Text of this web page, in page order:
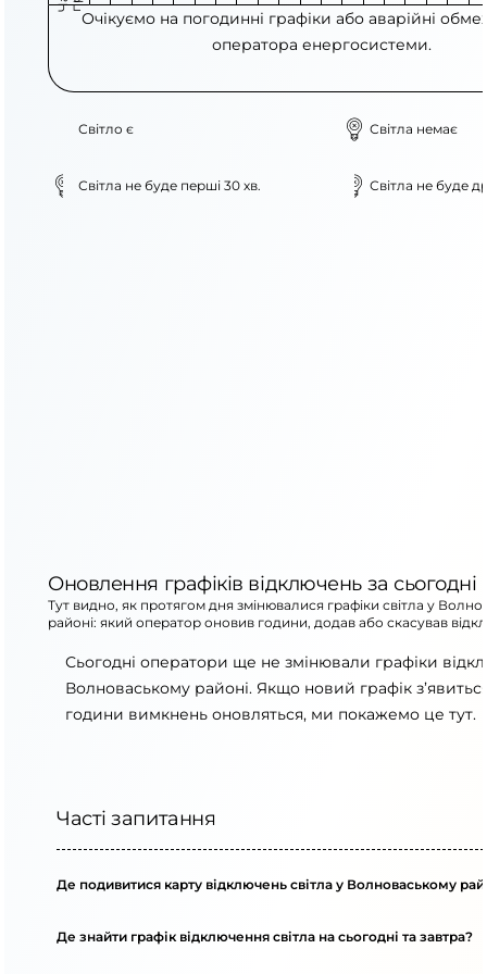
Очікуємо на погодинні графіки або аварійні
оператора енергосистеми.
Світло є Світла немає
Світла не буде перші 30 хв. Світла не буде
Оновлення графіків відключень за сьогодні
Тут видно, як протягом дня змінювалися графіки світла у
районі: який оператор оновив години, додав або скасував
Сьогодні оператори ще не змінювали графіки
Волноваському районі. Якщо новий графік
години вимкнень оновляться, ми покажемо це тут.
Часті запитання
Де подивитися карту відключень світла у Волноваському
Де знайти графік відключення світла на сьогодні та завтра?